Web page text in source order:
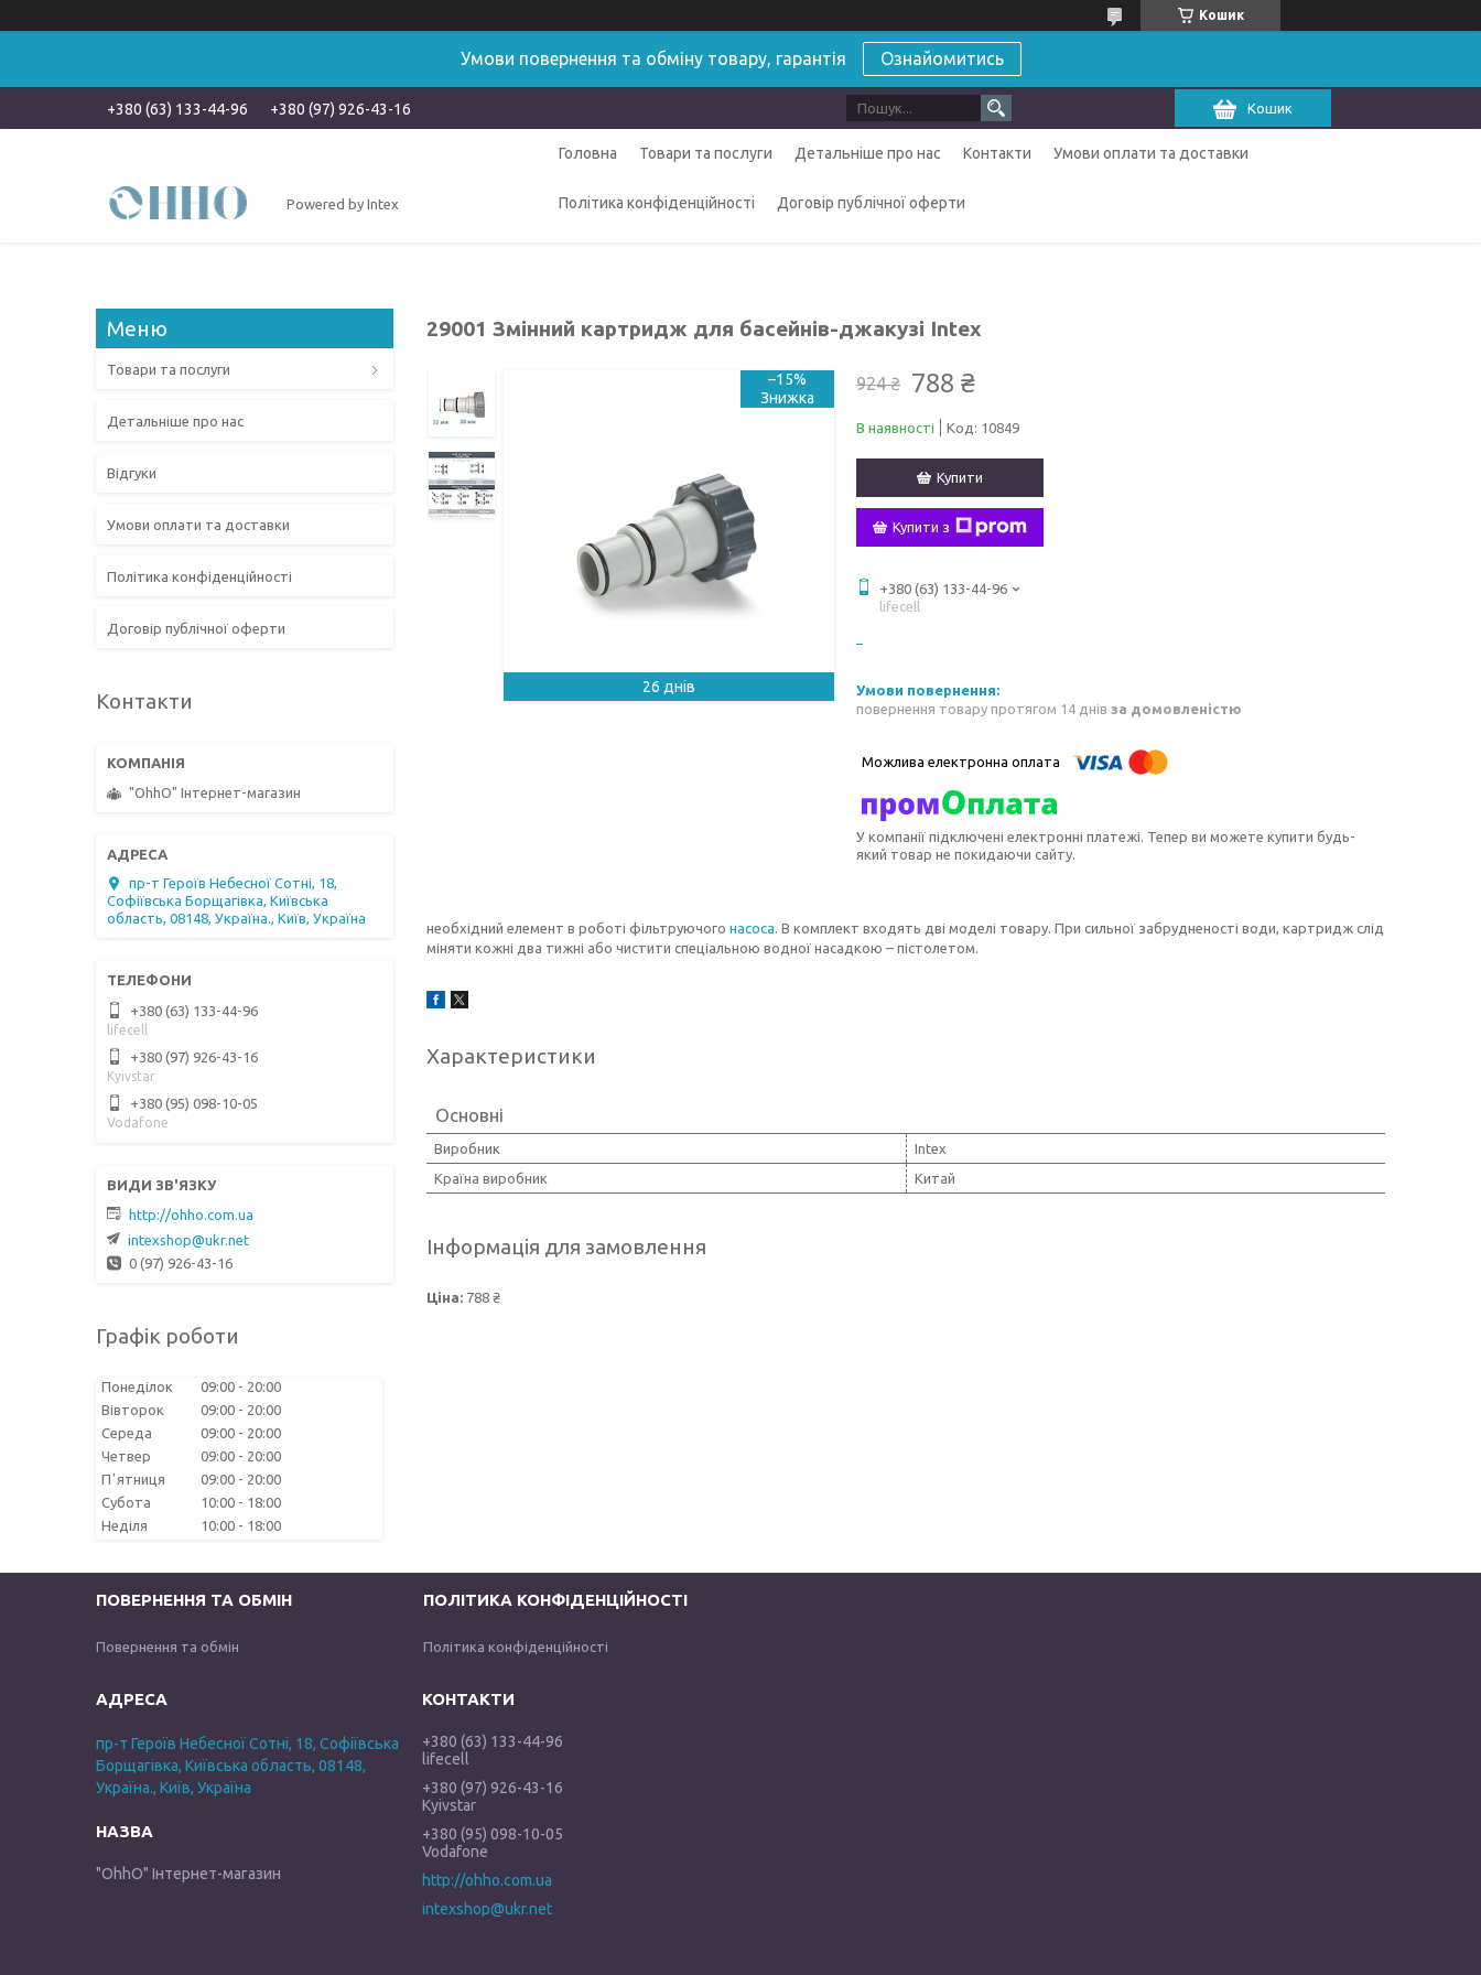
Кошик
Умови повернення та обміну товару, гарантія Ознайомитись
+380 (63) 133-44-96 +380 (97) 926-43-16 Кошик
Powered by Intex
Головна Товари та послуги Детальніше про нас Контакти Умови оплати та доставки
Політика конфіденційності Договір публічної оферти
29001 Змінний картридж для басейнів-джакузі Intex
–15%
26 днів
924 ₴ 788 ₴
В наявності Код: 10849
Купити
Купити з
+380 (63) 133-44-96
lifecell
повернення товару протягом 14 днів за домовленістю
У компанії підключені електронні платежі. Тепер ви можете купити будь-
який товар не покидаючи сайту.
необхідний елемент в роботі фільтруючого насоса. В комплект входять дві моделі товару. При сильної забрудненості води, картридж слід
міняти кожні два тижні або чистити спеціальною водної насадкою – пістолетом.
Характеристики
Основні
Виробник
Intex
Країна виробник
Китай
Інформація для замовлення
Ціна: 788 ₴
Товари та послуги
Детальніше про нас
Відгуки
Умови оплати та доставки
Політика конфіденційності
Договір публічної оферти
Контакти
"OhhO" Інтернет-магазин
пр-т Героїв Небесної Сотні, 18,
Софіївська Борщагівка, Київська
область, 08148, Україна., Київ, Україна
+380 (63) 133-44-96
lifecell
+380 (97) 926-43-16
Kyivstar
+380 (95) 098-10-05
Vodafone
http://ohho.com.ua
intexshop@ukr.net
0 (97) 926-43-16
Графік роботи
Понеділок 09:00
20:00
Вівторок
09:00
20:00
Середа
09:00
20:00
Четвер
09:00
20:00
Пʼятниця
09:00
20:00
Субота
10:00
18:00
Неділя
10:00 18:00
ПОВЕРНЕННЯ ТА ОБМІН
Повернення та обмін
ПОЛІТИКА КОНФІДЕНЦІЙНОСТІ
Політика конфіденційності
пр-т Героїв Небесної Сотні, 18, Софіївська
Борщагівка, Київська область, 08148,
Україна., Київ, Україна
"OhhO" Інтернет-магазин
+380 (63) 133-44-96
lifecell
+380 (97) 926-43-16
Kyivstar
+380 (95) 098-10-05
Vodafone
http://ohho.com.ua
intexshop@ukr.net